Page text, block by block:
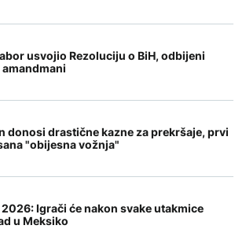
usvojio Rezoluciju o BiH, odbijeni
donosi drastične kazne za prekršaje, prvi
"obijesna vožnja"
2026: Igrači će nakon svake utakmice
u Meksiko